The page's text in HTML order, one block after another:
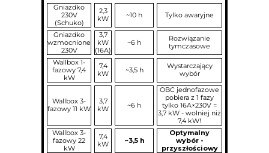
Gniazdko
230V
(Schuko)
2,3
kW
~10 h Tylko awaryjne
Gniazdko
wzmocnione
230V
3,7
kW
(16A)
~6 h
Rozwiązanie
tymczasowe
Wallbox 1-
fazowy 7,4
kW
7,4
kW
~3,5 h
Wystarczający
wybór
Wallbox 3-
fazowy 11 kW
3,7
kW
~6 h
OBC jednofazowe
pobiera z 1 fazy
tylko 16A×230V =
3,7 kW - wolniej niż
7,4 kW!
Wallbox 3-
fazowy 22
kW
7,4
kW
~3,5 h
Optymalny
wybór -
przyszłościowy